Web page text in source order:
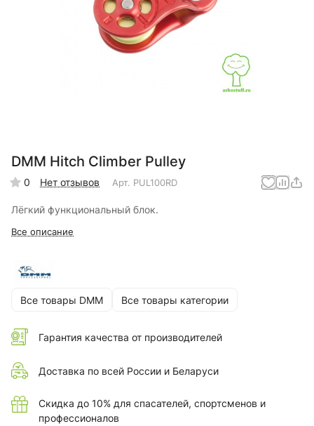
DMM Hitch Climber Pulley
0 Нет отзывов Арт. PUL100RD
Лёгкий функциональный блок.
Все описание
Все товары DMM Все товары категории
Гарантия качества от производителей
Доставка по всей России и Беларуси
Скидка до 10% для спасателей, спортсменов и
профессионалов